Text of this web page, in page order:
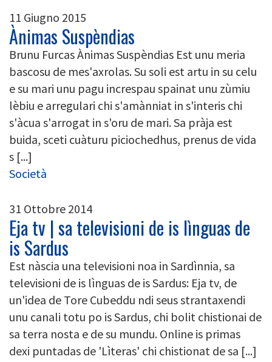
11 Giugno 2015
Ànimas Suspèndias
Brunu Furcas Ànimas Suspèndias Est unu meria
bascosu de mes'axrolas. Su soli est artu in su celu
e su mari unu pagu increspau spainat unu zùmiu
lèbiu e arregulari chi s'amànniat in s'interis chi
s'àcua s'arrogat in s'oru de mari. Sa pràja est
buida, sceti cuàturu piciochedhus, prenus de vida
s [...]
Società
31 Ottobre 2014
Eja tv | sa televisioni de is lìnguas de
is Sardus
Est nàscia una televisioni noa in Sardìnnia, sa
televisioni de is lìnguas de is Sardus: Eja tv, de
un'idea de Tore Cubeddu ndi seus strantaxendi
unu canali totu po is Sardus, chi bolit chistionai de
sa terra nosta e de su mundu. Online is primas
dexi puntadas de 'Lìteras' chi chistionat de sa [...]